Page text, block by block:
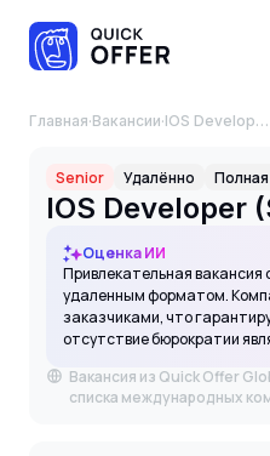
Главная·Вакансии· IOS Developer (Senior)
Senior Удалённо
IOS Developer
Оценка ИИ
Привлекательная вакансия
удаленным форматом.
заказчиками, что
отсутствие бюрократии
Вакансия из Quick Offer
списка международных